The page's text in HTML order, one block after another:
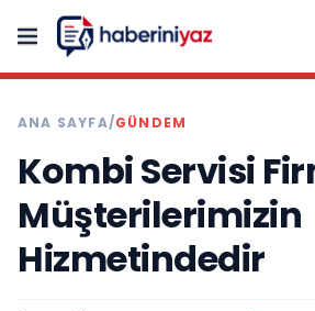
ANA SAYFA/GÜNDEM
Kombi Servisi
Müşterilerimizin
Hizmetindedir